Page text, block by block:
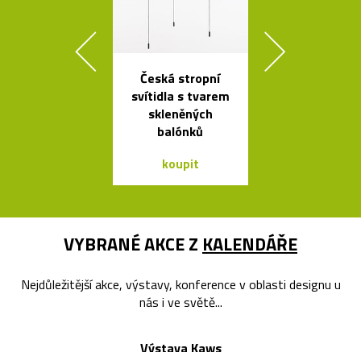
Česká stropní
svítidla s tvarem
skleněných
balónků
koupit
VYBRANÉ AKCE Z KALENDÁŘE
Nejdůležitější akce, výstavy, konference v oblasti designu u
nás i ve světě...